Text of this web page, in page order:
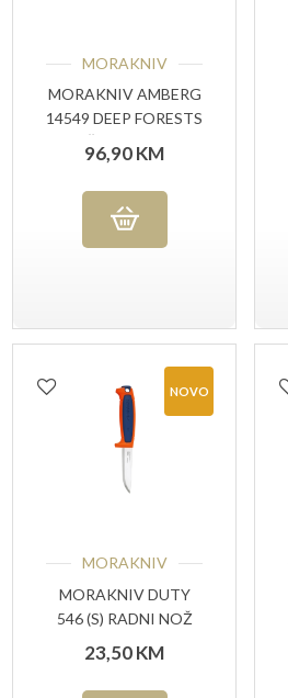
MORAKNIV
MORAKNIV AMBERG
14549 DEEP FORESTS
, NOŽ ZA VANJSKU
UPOTREBU
96,90KM
NOVO
MORAKNIV
MORAKNIV DUTY
546 (S) RADNI NOŽ
23,50KM